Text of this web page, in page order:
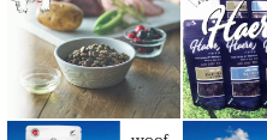
プロバイオデンタルPet
ビィ・ナチュラル be-NatuRal
ヒマラヤ ドッグ チーズ チュウ